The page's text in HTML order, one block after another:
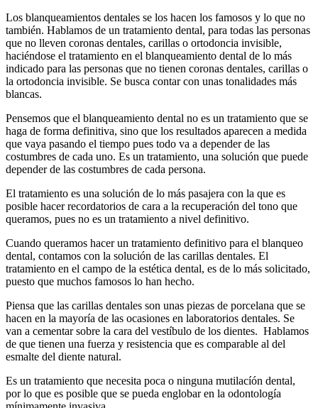
Los blanqueamientos dentales se los hacen los famosos y lo que no
también. Hablamos de un tratamiento dental, para todas las personas
que no lleven coronas dentales, carillas o ortodoncia invisible,
haciéndose el tratamiento en el blanqueamiento dental de lo más
indicado para las personas que no tienen coronas dentales, carillas o
la ortodoncia invisible. Se busca contar con unas tonalidades más
blancas.
Pensemos que el blanqueamiento dental no es un tratamiento que se
haga de forma definitiva, sino que los resultados aparecen a medida
que vaya pasando el tiempo pues todo va a depender de las
costumbres de cada uno. Es un tratamiento, una solución que puede
depender de las costumbres de cada persona.
El tratamiento es una solución de lo más pasajera con la que es
posible hacer recordatorios de cara a la recuperación del tono que
queramos, pues no es un tratamiento a nivel definitivo.
Cuando queramos hacer un tratamiento definitivo para el blanqueo
dental, contamos con la solución de las carillas dentales. El
tratamiento en el campo de la estética dental, es de lo más solicitado,
puesto que muchos famosos lo han hecho.
Piensa que las carillas dentales son unas piezas de porcelana que se
hacen en la mayoría de las ocasiones en laboratorios dentales. Se
van a cementar sobre la cara del vestíbulo de los dientes. Hablamos
de que tienen una fuerza y resistencia que es comparable al del
esmalte del diente natural.
Es un tratamiento que necesita poca o ninguna mutilacíón dental,
por lo que es posible que se pueda englobar en la odontología